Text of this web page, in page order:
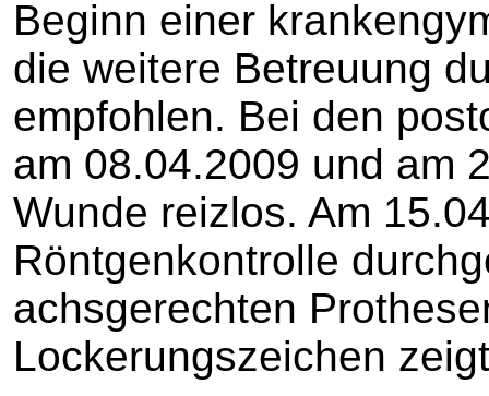
Beginn einer
die weitere Betreuung
empfohlen. Bei den
am 08.04.2009 und am
Wunde reizlos. Am
Röntgenkontrolle
achsgerechten
Lockerungszeichen